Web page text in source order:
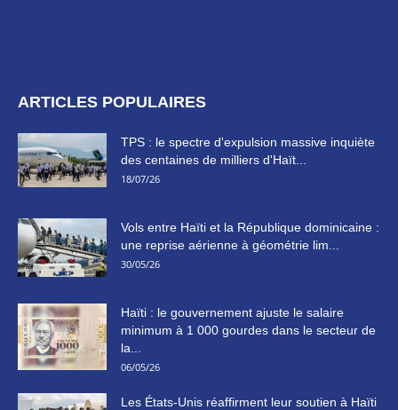
ARTICLES POPULAIRES
TPS : le spectre d'expulsion massive inquiète
des centaines de milliers d'Haït...
18/07/26
Vols entre Haïti et la République dominicaine :
une reprise aérienne à géométrie lim...
30/05/26
Haïti : le gouvernement ajuste le salaire
minimum à 1 000 gourdes dans le secteur de
la...
06/05/26
Les États-Unis réaffirment leur soutien à Haïti